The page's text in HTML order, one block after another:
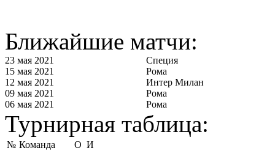
Ближайшие матчи:
23 мая 2021
Специя
15 мая 2021
Рома
12 мая 2021
Интер Милан
09 мая 2021
Рома
06 мая 2021
Рома
Турнирная таблица:
№ Команда О И